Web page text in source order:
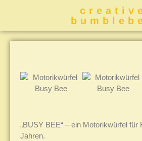
„BUSY BEE“ – ein Motorikwürfel für
Jahren.